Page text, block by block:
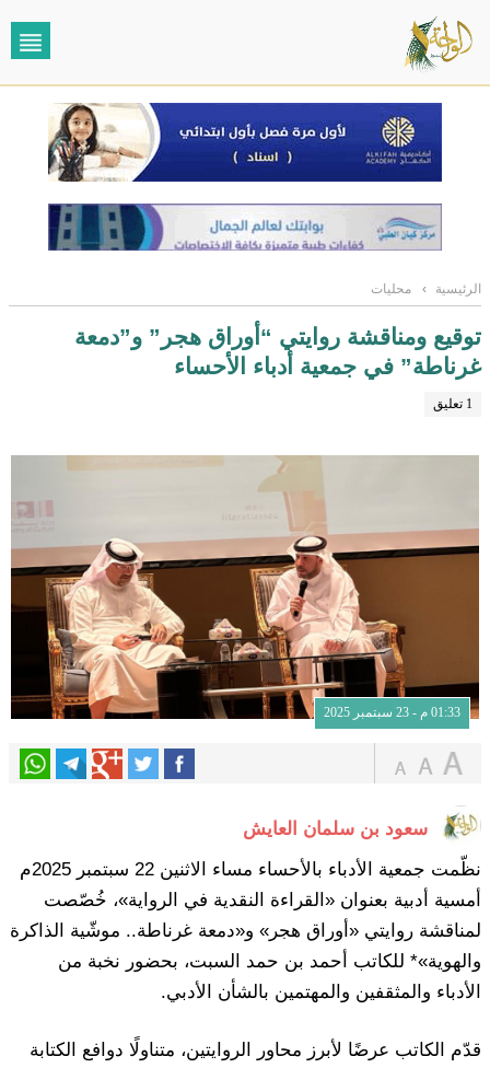
الرئيسية › محليات
توقيع ومناقشة روايتي “أوراق هجر” و”دمعة
غرناطة” في جمعية أدباء الأحساء
1 تعليق
01:33 م - 23 سبتمبر 2025
سعود بن سلمان العايش
نظّمت جمعية الأدباء بالأحساء مساء الاثنين 22 سبتمبر 2025م
أمسية أدبية بعنوان «القراءة النقدية في الرواية»، خُصّصت
لمناقشة روايتي «أوراق هجر» و«دمعة غرناطة.. موشّية الذاكرة
والهوية»* للكاتب أحمد بن حمد السبت، بحضور نخبة من
الأدباء والمثقفين والمهتمين بالشأن الأدبي.
قدّم الكاتب عرضًا لأبرز محاور الروايتين، متناولًا دوافع الكتابة